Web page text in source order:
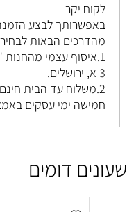
לקוח יקר
באפשרותך לבצע
מהדרכים הבאות
1.איסוף עצמי מהחנות "טיק טים" בכתובת רחוב
3 א, ירושלים
.
חמישה ימי עסקים
שעונים דומים